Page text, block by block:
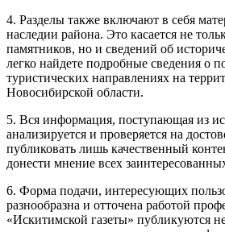
4. Разделы также включают в себя
наследии района. Это касается не
памятников, но и сведений об
легко найдете подробные сведения о
туристических направлениях на
Новосибирской области.
5. Вся информация, поступающая из
анализируется и проверяется на
публиковать лишь качественный
донести мнение всех
6. Форма подачи, интересующих
разнообразна и отточена работой
«Искитимской газеты» публикуются